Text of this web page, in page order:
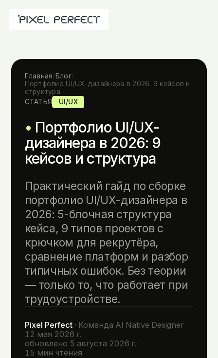
Главная/ Блог/
Портфолио UI/UX-дизайнера в 2026: 9 кейсов и
структура
СТАТЬЯ
UI/UX
Портфолио UI/UX-
дизайнера в 2026: 9
кейсов и структура
Практический гайд по сборке
портфолио UI/UX-дизайнера в
2026: 5-блочная структура
кейса, 9 типов проектов с
крючком для рекрутёра,
сравнение платформ и разбор
типичных ошибок. Без теории
— только то, что работает при
трудоустройстве.
Pixel Perfect· Команда AI Native Designer·
12 мая 2026 г.·
обновлено 5 августа 2026 г.·
15 мин чтения